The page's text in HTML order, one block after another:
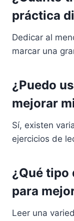
práctica
Dedicar al
marcar una
¿Puedo
mejorar
Sí, existen
ejercicios de
¿Qué tipo
para
Leer una